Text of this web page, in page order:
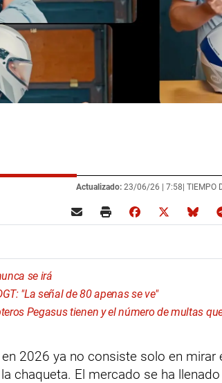
Actualizado: 23/06/26 | 7:58 | TIEMPO
se irá
"La señal de 80 apenas se ve"
Pegasus tienen y el número de multas
en 2026 ya no consiste solo en mirar
chaqueta. El mercado se ha